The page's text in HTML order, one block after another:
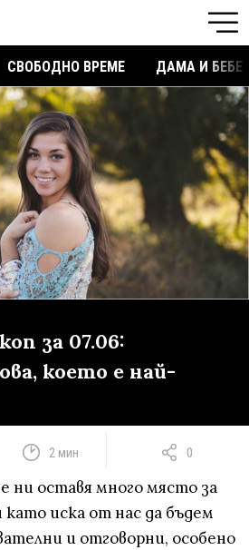
СВОБОДНО ВРЕМЕ ДАМА И БЕБЕ
за 07.06:
което е най-
2 мин 0
ни оставя много място за
иска от нас да бъдем
и отговорни, особено